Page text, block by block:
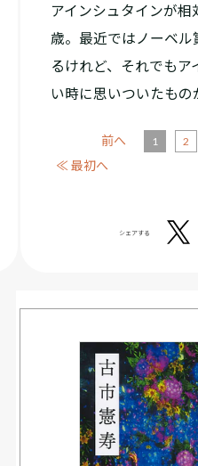
アインシュタインが
歳。最近ではノーベ
るけれど、それでも
い時に思いついたもの
≪ 最初へ
前へ 1 2
シェアする